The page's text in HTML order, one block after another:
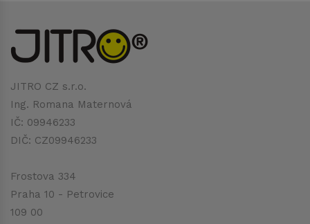
JITRO CZ s.r.o.
Ing. Romana Maternová
IČ: 09946233
DIČ: CZ09946233
Frostova 334
Praha 10 - Petrovice
109 00